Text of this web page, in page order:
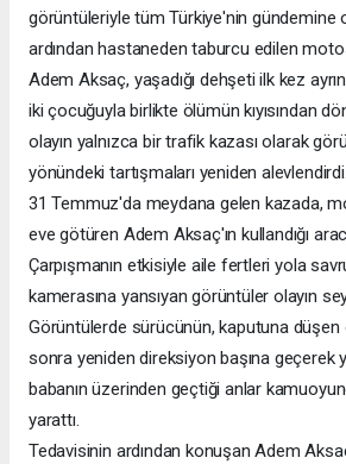
görüntüleriyle tüm Türkiye'nin gündemine
ardından hastaneden taburcu edilen
Adem Aksaç, yaşadığı dehşeti ilk kez
iki çocuğuyla birlikte ölümün kıyısından
olayın yalnızca bir trafik kazası olarak
yönündeki tartışmaları yeniden alevlendirdi.
31 Temmuz'da meydana gelen kazada,
eve götüren Adem Aksaç'ın kullandığı
Çarpışmanın etkisiyle aile fertleri yola
kamerasına yansıyan görüntüler olayın
Görüntülerde sürücünün, kaputuna
sonra yeniden direksiyon başına geçerek
babanın üzerinden geçtiği anlar
yarattı.
Tedavisinin ardından konuşan Adem